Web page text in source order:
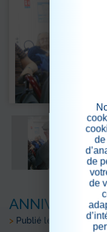
> Publié le 21/03/2019
de
de
de